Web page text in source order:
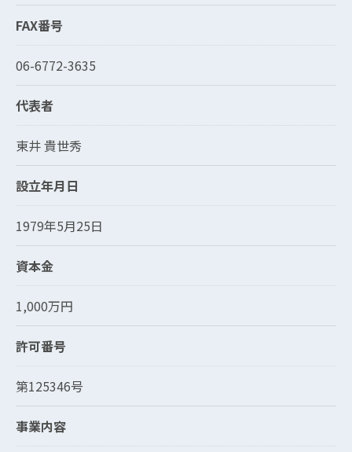
FAX番号
06-6772-3635
代表者
東井 貴世秀
設立年月日
1979年5月25日
資本金
1,000万円
許可番号
第125346号
事業内容